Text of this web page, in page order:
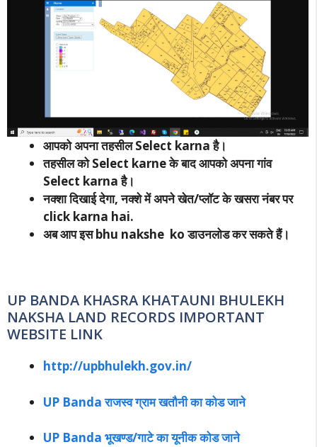
आपको अपना तहसील Select karna है।
तहसील को Select karne के बाद आपको अपना गांव
Select karna है।
नक्शा दिखाई देगा, नक्शे में अपने खेत/प्लॉट के खसरा नंबर पर
click karna hai.
अब आप इस bhu nakshe ko डाउनलोड कर सकते हैं।
UP BANDA KHASRA KHATAUNI BHULEKH
NAKSHA LAND RECORDS IMPORTANT
WEBSITE LINK
http://upbhulekh.gov.in/
UP Banda राजस्व ग्राम खतौनी का कोड जाने
UP Banda भूखण्ड/गाटे का यूनीक कोड जाने